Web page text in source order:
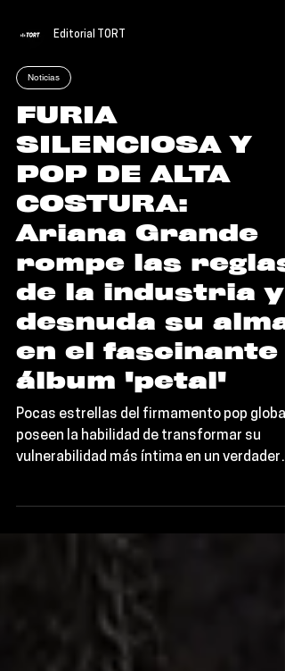
Editorial TORT
Noticias
FURIA
SILENCIOSA Y
POP DE ALTA
COSTURA:
Ariana Grande
rompe las reglas
de la industria y
desnuda su alma
en el fascinante
álbum 'petal'
Pocas estrellas del firmamento pop global
acontecimiento cultural. Con el
lanzamiento oficial de petal, Ariana
álbumes más fascinantes y complejos de
este segundo semestre del año.